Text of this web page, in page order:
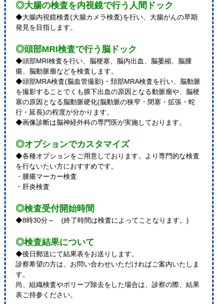
◎大腸の検査を内視鏡で行う人間ドック
◆大腸内視鏡検査(大腸カメラ検査)を行い、大腸がんの早期
発見を目指します。
◎頭部MRI検査で行う脳ドック
◆頭部MRI検査を行い、脳梗塞、脳内出血、脳萎縮、脳腫
瘍、脳動脈瘤などを検査します。
◆頭部MRA検査(脳血管撮影)・頚部MRA検査を行い、脳動脈
を撮影することでくも膜下出血の原因となる動脈瘤や、脳梗
塞の原因となる脳動脈硬化(脳動脈の狭窄・閉塞・拡張・蛇
行・延長)の程度が分かります。
◆画像診断は脳神経外科の専門医が実施しております。
◎オプションでカスタマイズ
◆各種オプションをご用意しております。より専門的な検査
を行ないたい方におすすめです。
・腫瘍マーカー検査
・肝炎検査
◎検査受付開始時間
◆8時30分～ (終了時間は検査によってことなります。)
◎検査結果について
◆後日郵送にて結果表をお送りします。
診察希望の方は、お問い合わせいただければご案内いたしま
す。
尚、組織検査やポリープ除去をした場合は、診察の際、結果
表ご持参ください。